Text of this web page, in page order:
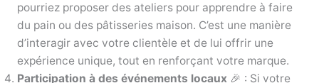
pourriez proposer des ateliers pour apprendre à faire
du pain ou des pâtisseries maison. C’est une manière
d’interagir avec votre clientèle et de lui offrir une
expérience unique, tout en renforçant votre marque.
Participation à des événements locaux🎉 : Si votre